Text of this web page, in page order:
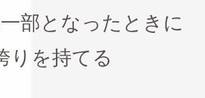
部となったときに
りを持てる